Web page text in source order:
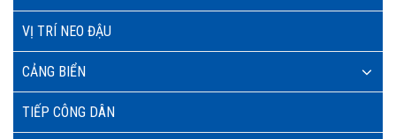
VỊ TRÍ NEO ĐẬU
CẢNG BIỂN
TIẾP CÔNG DÂN